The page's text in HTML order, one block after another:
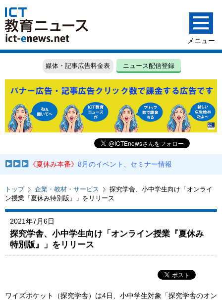
媒体・記事広告料金表 ニュース配信登録
《夏休み本番》8月のイベント、セミナー情報
トップ 企業・教材・サービス
探究学舎、小中学生向け「オンライ
ン授業『夏休み特別版』」をリリース
2021年7月6日
探究学舎、小中学生向け「オンライン授業『夏休み
特別版』」をリリース
ワイズポケット（探究学舎）は4日、小中学生対象「探究学舎のオン